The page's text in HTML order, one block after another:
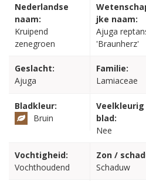
Nederlandse
naam:
Kruipend
zenegroen
jke naam:
Ajuga
'Braunherz'
Geslacht:
Ajuga
Familie:
Lamiaceae
Bladkleur:
Bruin
Veelkleurig
blad:
Nee
Vochtigheid:
Vochthoudend
Zon /
Schaduw